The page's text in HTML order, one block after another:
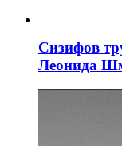
Сизифов
Леонида